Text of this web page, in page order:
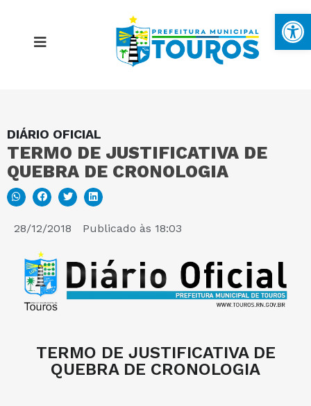
DIÁRIO OFICIAL
TERMO DE JUSTIFICATIVA DE
QUEBRA DE CRONOLOGIA
28/12/2018 Publicado às 18:03
TERMO DE JUSTIFICATIVA DE
QUEBRA DE CRONOLOGIA
MAPA DO SITE
PORTAL DA TRANSPARÊNCIA
E-SIC
PERGUNTAS FREQUENTES